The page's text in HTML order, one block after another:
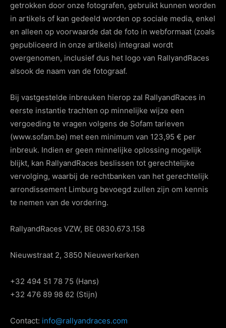
getrokken door onze fotografen, gebruikt kunnen worden
in artikels of kan gedeeld worden op sociale media, enkel
en alleen op voorwaarde dat de foto in webformaat (zoals
gepubliceerd in onze artikels) integraal wordt
overgenomen, inclusief dus het logo van RallyandRaces
alsook de naam van de fotograaf.
Bij vastgestelde inbreuken hierop zal RallyandRaces in
eerste instantie trachten op minnelijke wijze een
vergoeding te vragen volgens de Sofam tarieven
(www.sofam.be) met een minimum van 123,95 € per
inbreuk. Indien er geen minnelijke oplossing mogelijk
blijkt, kan RallyandRaces beslissen tot gerechtelijke
vervolging, waarbij de rechtbanken van het gerechtelijk
arrondissement Limburg bevoegd zullen zijn om kennis
te nemen van de vordering.
RallyandRaces VZW, BE 0830.673.158
Nieuwstraat 2, 3850 Nieuwerkerken
+32 494 51 78 75 (Hans)
+32 476 89 98 62 (Stijn)
Contact: info@rallyandraces.com